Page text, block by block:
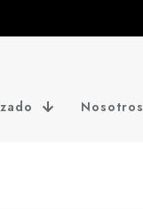
Nosotros